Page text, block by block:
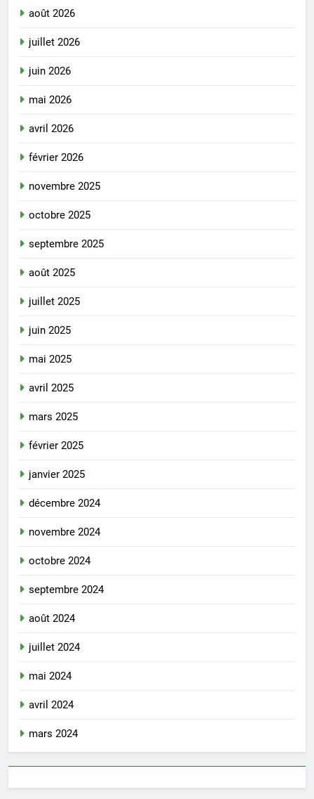
août 2026
juillet 2026
juin 2026
mai 2026
avril 2026
février 2026
novembre 2025
octobre 2025
septembre 2025
août 2025
juillet 2025
juin 2025
mai 2025
avril 2025
mars 2025
février 2025
janvier 2025
décembre 2024
novembre 2024
octobre 2024
septembre 2024
août 2024
juillet 2024
mai 2024
avril 2024
mars 2024